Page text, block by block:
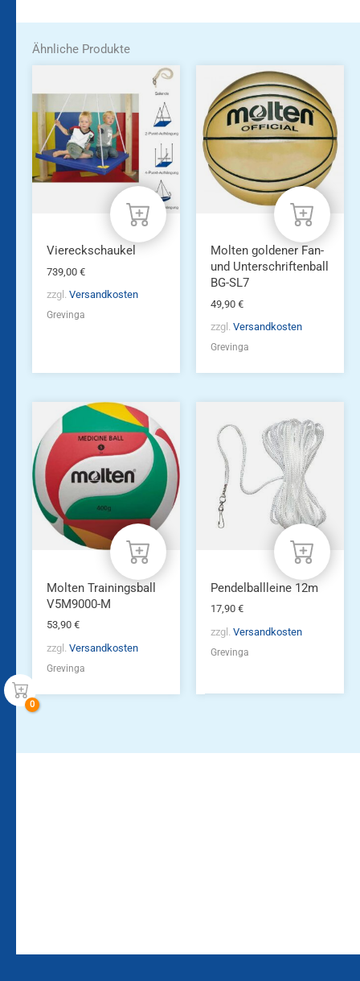
Ähnliche Produkte
Viereckschaukel
739,00 €
zzgl. Versandkosten
Grevinga
Molten goldener Fan-
und Unterschriftenball
BG-SL7
49,90 €
zzgl. Versandkosten
Grevinga
Molten Trainingsball
V5M9000-M
53,90 €
zzgl. Versandkosten
Grevinga
Pendelballleine 12m
17,90 €
zzgl. Versandkosten
Grevinga